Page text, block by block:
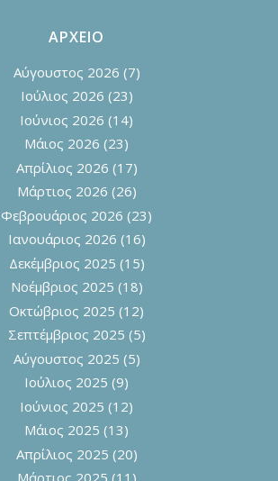
ΑΡΧΕΙΟ
Αύγουστος 2026 (7)
Ιούλιος 2026 (23)
Ιούνιος 2026 (14)
Μάιος 2026 (23)
Απρίλιος 2026 (17)
Μάρτιος 2026 (26)
Φεβρουάριος 2026 (23)
Ιανουάριος 2026 (16)
Δεκέμβριος 2025 (15)
Νοέμβριος 2025 (18)
Οκτώβριος 2025 (12)
Σεπτέμβριος 2025 (5)
Αύγουστος 2025 (5)
Ιούλιος 2025 (9)
Ιούνιος 2025 (12)
Μάιος 2025 (13)
Απρίλιος 2025 (20)